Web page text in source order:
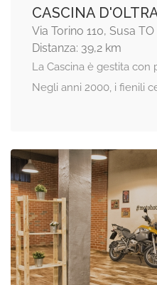
CASCINA
Via Torino 110, Susa TO
Distanza: 39,2 km
La Cascina è gestita con
Negli anni 2000, i fienili